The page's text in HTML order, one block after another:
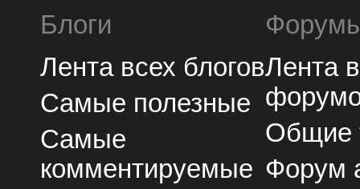
Блоги
Лента всех блогов
Самые полезные
Самые
комментируемые
Лента
Общие
Форум